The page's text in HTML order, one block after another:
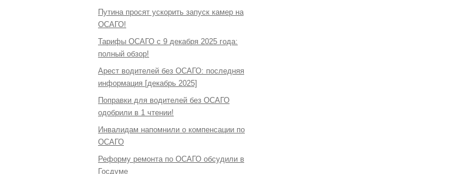
Путина просят ускорить запуск камер на
ОСАГО!
Тарифы ОСАГО с 9 декабря 2025 года:
полный обзор!
Арест водителей без ОСАГО: последняя
информация [декабрь 2025]
Поправки для водителей без ОСАГО
одобрили в 1 чтении!
Инвалидам напомнили о компенсации по
ОСАГО
Реформу ремонта по ОСАГО обсудили в
Госдуме